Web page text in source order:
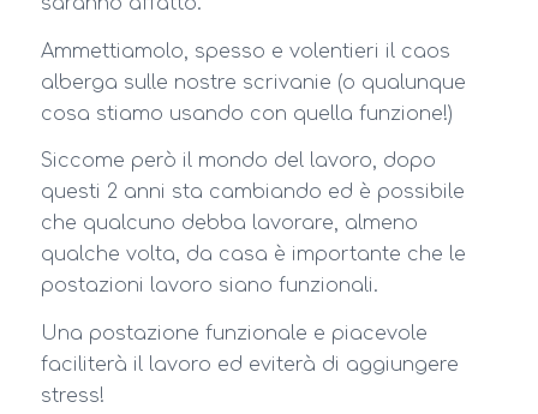
Ammettiamolo, spesso e volentieri il caos
alberga sulle nostre scrivanie (o qualunque
cosa stiamo usando con quella funzione!)
Siccome però il mondo del lavoro, dopo
questi 2 anni sta cambiando ed è possibile
che qualcuno debba lavorare, almeno
qualche volta, da casa è importante che le
postazioni lavoro siano funzionali.
Una postazione funzionale e piacevole
faciliterà il lavoro ed eviterà di aggiungere
stress!